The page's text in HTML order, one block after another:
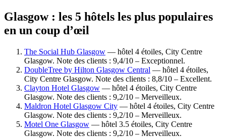
Glasgow : les 5 hôtels les plus populaires
en un coup d’œil
The Social Hub Glasgow — hôtel 4 étoiles, City Centre
Glasgow. Note des clients : 9,4/10 – Exceptionnel.
DoubleTree by Hilton Glasgow Central — hôtel 4 étoiles,
City Centre Glasgow. Note des clients : 8,8/10 – Excellent.
Clayton Hotel Glasgow — hôtel 4 étoiles, City Centre
Glasgow. Note des clients : 9,2/10 – Merveilleux.
Maldron Hotel Glasgow City — hôtel 4 étoiles, City Centre
Glasgow. Note des clients : 9,2/10 – Merveilleux.
Motel One Glasgow — hôtel 3.5 étoiles, City Centre
Glasgow. Note des clients : 9,2/10 – Merveilleux.